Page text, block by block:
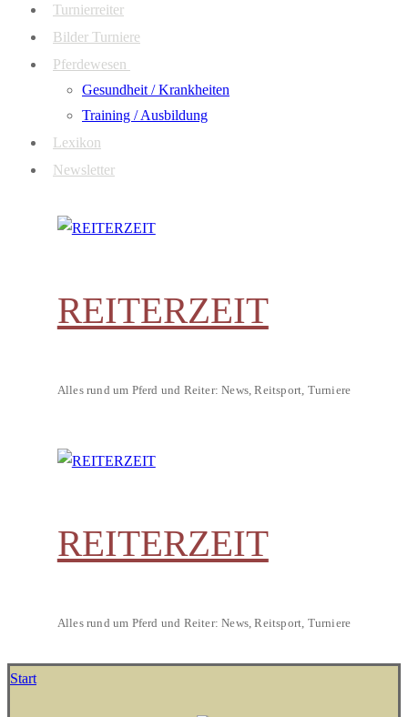
Turnierreiter
Bilder Turniere
Pferdewesen
Gesundheit / Krankheiten
Training / Ausbildung
Lexikon
Newsletter
REITERZEIT
Alles rund um Pferd und Reiter: News, Reitsport, Turniere
REITERZEIT
Alles rund um Pferd und Reiter: News, Reitsport, Turniere
Start